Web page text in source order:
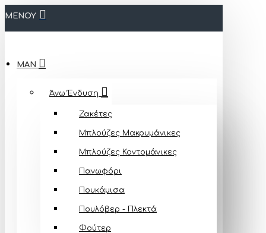
ΜΕΝΟΥ
MAN
Άνω Ένδυση
Ζακέτες
Μπλούζες Mακρυμάνικες
Μπλούζες Κοντομάνικες
Πανωφόρι
Πουκάμισα
Πουλόβερ - Πλεκτά
Φούτερ